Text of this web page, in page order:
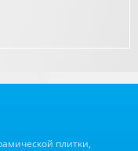
плитки,